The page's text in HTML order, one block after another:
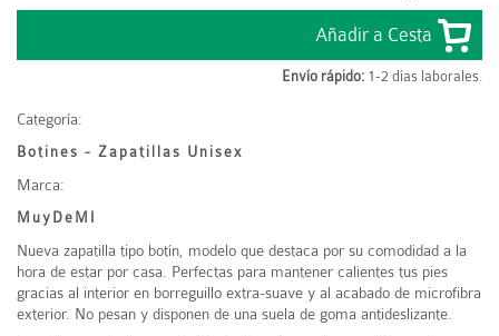
Envío rápido: 1-2 días laborales.
Categoría:
Botines - Zapatillas Unisex
Marca:
MuyDeMI
Nueva zapatilla tipo botín, modelo que destaca por su comodidad a la
hora de estar por casa. Perfectas para mantener calientes tus pies
gracias al interior en borreguillo extra-suave y al acabado de microfibra
exterior. No pesan y disponen de una suela de goma antideslizante.